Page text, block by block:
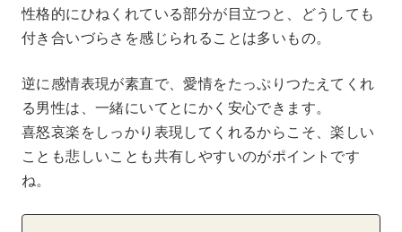
性格的にひねくれている部分が目立つと、どうしても
付き合いづらさを感じられることは多いもの。
逆に感情表現が素直で、愛情をたっぷりつたえてくれ
る男性は、一緒にいてとにかく安心できます。
喜怒哀楽をしっかり表現してくれるからこそ、楽しい
ことも悲しいことも共有しやすいのがポイントです
ね。